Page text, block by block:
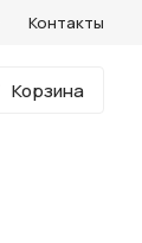
Контакты
Корзина